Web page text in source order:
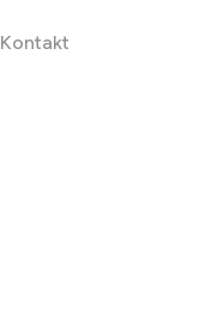
Kontakt